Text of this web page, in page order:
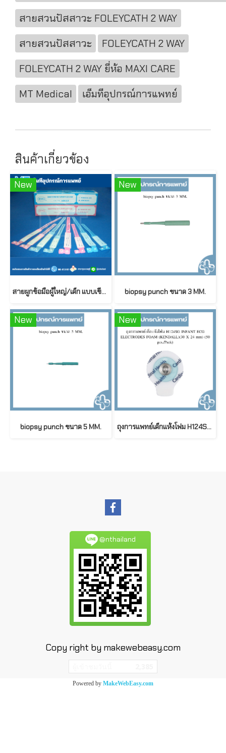
สายสวนปัสสาวะ FOLEYCATH 2 WAY
สายสวนปัสสาวะ
FOLEYCATH 2 WAY
FOLEYCATH 2 WAY ยี่ห้อ MAXI CARE
MT Medical
เอ็มทีอุปกรณ์การแพทย์
สินค้าเกี่ยวข้อง
New
สายผูกข้อมือผู้ใหญ่/เด็ก แบบเขียน/แบบสอด ยี่ห้อ BM2 100ชิ้น/กล่อง
New
biopsy punch ขนาด 3 MM.
New
biopsy punch ขนาด 5 MM.
New
ถุงการแพทย์เด็กแห้งโฟม H124SG INFANT ECG ELECTRODES FOAM (KENDALL)(30 X 24 mm) (50 pcs./Pack)
@nthailand
Copy right by makewebeasy.com
Powered by MakeWebEasy.com